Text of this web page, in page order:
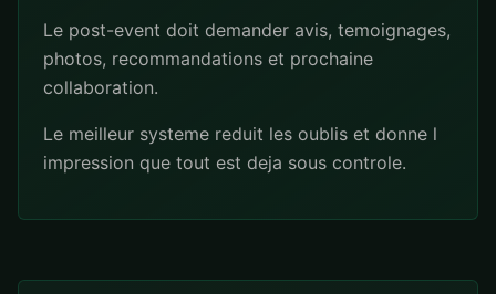
Le post-event doit demander avis, temoignages,
photos, recommandations et prochaine
collaboration.
Le meilleur systeme reduit les oublis et donne l
impression que tout est deja sous controle.